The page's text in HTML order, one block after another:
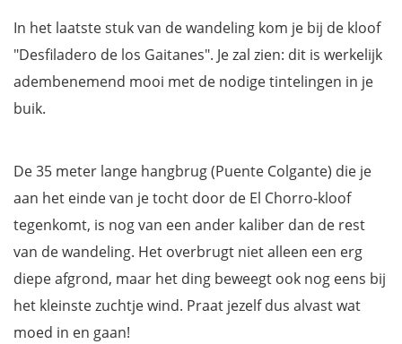
In het laatste stuk van de wandeling kom je bij de kloof
"Desfiladero de los Gaitanes". Je zal zien: dit is werkelijk
adembenemend mooi met de nodige tintelingen in je
buik.
De 35 meter lange hangbrug (Puente Colgante) die je
aan het einde van je tocht door de El Chorro-kloof
tegenkomt, is nog van een ander kaliber dan de rest
van de wandeling. Het overbrugt niet alleen een erg
diepe afgrond, maar het ding beweegt ook nog eens bij
het kleinste zuchtje wind. Praat jezelf dus alvast wat
moed in en gaan!